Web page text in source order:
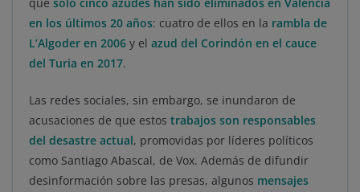
que solo cinco azudes han sido eliminados en Valencia
en los últimos 20 años: cuatro de ellos en la rambla de
L’Algoder en 2006 y el azud del Corindón en el cauce
del Turia en 2017.
Las redes sociales, sin embargo, se inundaron de
acusaciones de que estos trabajos son responsables
del desastre actual, promovidas por líderes políticos
como Santiago Abascal, de Vox. Además de difundir
desinformación sobre las presas, algunos mensajes